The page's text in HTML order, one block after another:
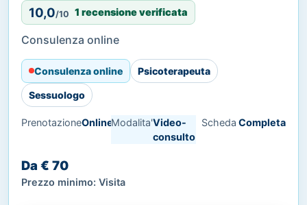
10,0/10 1 recensione verificata
Consulenza online
Consulenza online Psicoterapeuta
Sessuologo
PrenotazioneOnlineModalita'Video-
consulto
Scheda Completa
Da € 70
Prezzo minimo: Visita